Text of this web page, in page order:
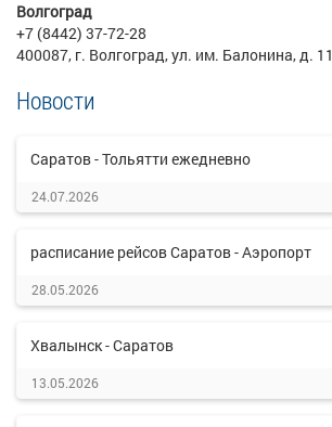
Волгоград
+7 (8442) 37-72-28
400087, г. Волгоград, ул. им. Балонина, д. 11
Новости
Саратов - Тольятти ежедневно
24.07.2026
расписание рейсов Саратов - Аэропорт
28.05.2026
Хвалынск - Саратов
13.05.2026